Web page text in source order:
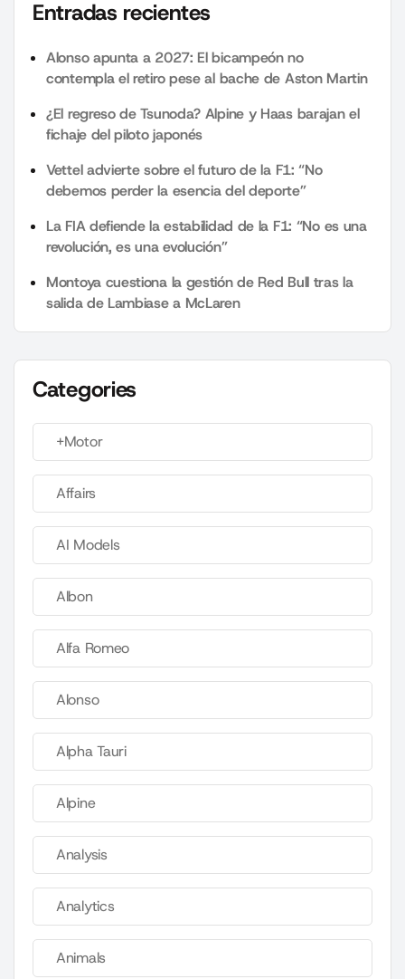
Entradas recientes
Alonso apunta a 2027: El bicampeón no
contempla el retiro pese al bache de Aston Martin
¿El regreso de Tsunoda? Alpine y Haas barajan el
fichaje del piloto japonés
Vettel advierte sobre el futuro de la F1: “No
debemos perder la esencia del deporte”
La FIA defiende la estabilidad de la F1: “No es una
revolución, es una evolución”
Montoya cuestiona la gestión de Red Bull tras la
salida de Lambiase a McLaren
Categories
+Motor
Affairs
AI Models
Albon
Alfa Romeo
Alonso
Alpha Tauri
Alpine
Analysis
Analytics
Animals